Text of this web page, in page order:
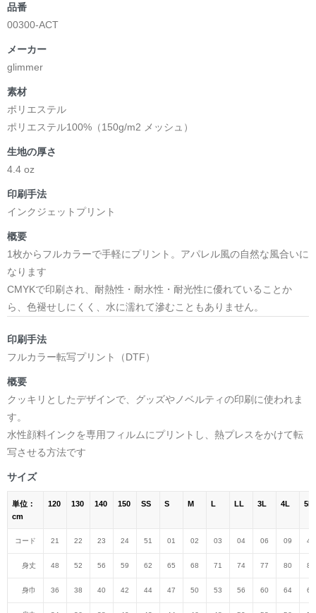
品番
00300-ACT
メーカー
glimmer
素材
ポリエステル
ポリエステル100%（150g/m2 メッシュ）
生地の厚さ
4.4 oz
印刷手法
インクジェットプリント
概要
1枚からフルカラーで手軽にプリント。アパレル風の自然な風合いに
なります
CMYKで印刷され、耐熱性・耐水性・耐光性に優れていることか
ら、色褪せしにくく、水に濡れて滲むこともありません。
印刷手法
フルカラー転写プリント（DTF）
概要
クッキリとしたデザインで、グッズやノベルティの印刷に使われま
す。
水性顔料インクを専用フィルムにプリントし、熱プレスをかけて転
写させる方法です
サイズ
単位：
cm
120 130 140 150 SS S M L LL 3L 4L 5L
コード 21 22 23 24 51 01 02 03 04 06 09 47
身丈 48 52 56 59 62 65 68 71 74 77 80 82
身巾 36 38 40 42 44 47 50 53 56 60 64 68